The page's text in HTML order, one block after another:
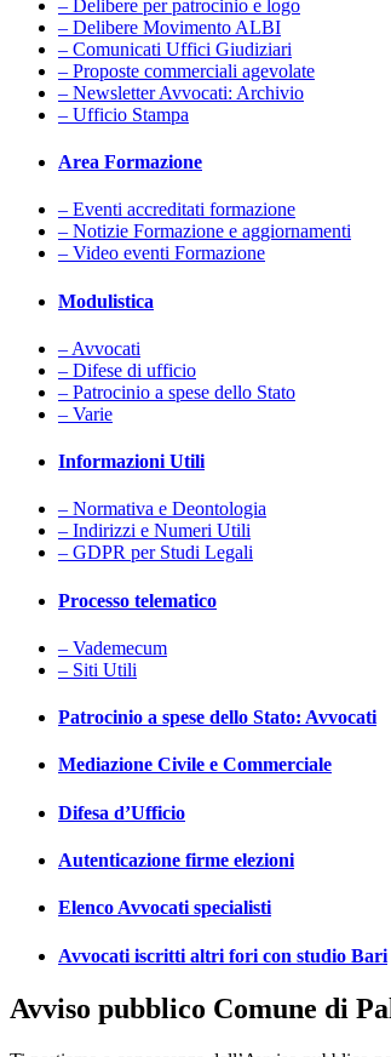
– Delibere per patrocinio e logo
– Delibere Movimento ALBI
– Comunicati Uffici Giudiziari
– Proposte commerciali agevolate
– Newsletter Avvocati: Archivio
– Ufficio Stampa
Area Formazione
– Eventi accreditati formazione
– Notizie Formazione e aggiornamenti
– Video eventi Formazione
Modulistica
– Avvocati
– Difese di ufficio
– Patrocinio a spese dello Stato
– Varie
Informazioni Utili
– Normativa e Deontologia
– Indirizzi e Numeri Utili
– GDPR per Studi Legali
Processo telematico
– Vademecum
– Siti Utili
Patrocinio a spese dello Stato: Avvocati
Mediazione Civile e Commerciale
Difesa d’Ufficio
Autenticazione firme elezioni
Elenco Avvocati specialisti
Avvocati iscritti altri fori con studio Bari
Avviso pubblico Comune di